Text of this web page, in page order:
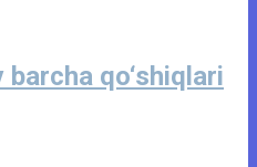
qo‘shiqlari